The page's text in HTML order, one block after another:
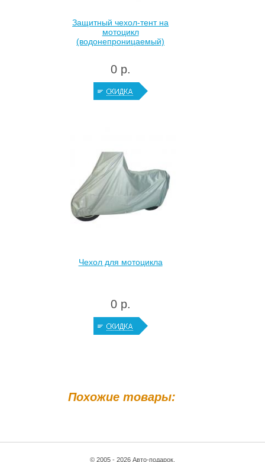
Похожие товары:
Защитный чехол-тент на
мотоцикл
(водонепроницаемый)
0 р.
Чехол для мотоцикла
0 р.
© 2005 - 2026 Авто-подарок.